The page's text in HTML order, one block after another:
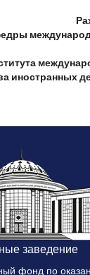
иностранных
заведение
фонд по